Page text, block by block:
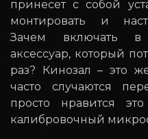
принесет с собой
монтировать и
Зачем включать в
аксессуар, который
раз? Кинозал – это
часто случаются
просто нравится
калибровочный